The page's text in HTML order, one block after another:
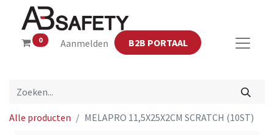
0 Aanmelden B2B PORTAAL
Alle producten MELAPRO 11,5X25X2CM SCRATCH (10ST)